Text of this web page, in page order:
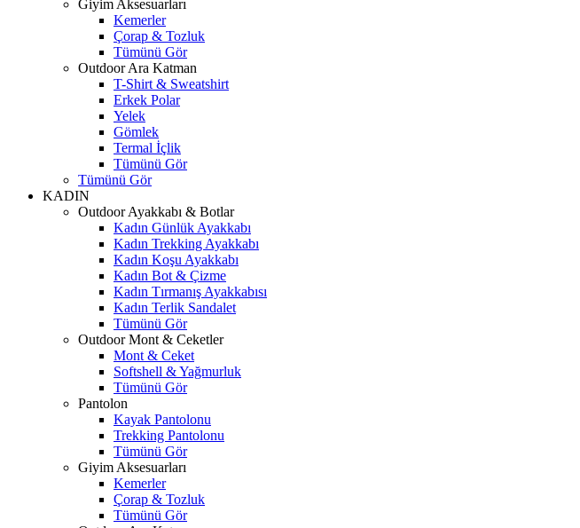
Giyim Aksesuarları
Kemerler
Çorap & Tozluk
Tümünü Gör
Outdoor Ara Katman
T-Shirt & Sweatshirt
Erkek Polar
Yelek
Gömlek
Termal İçlik
Tümünü Gör
Tümünü Gör
KADIN
Outdoor Ayakkabı & Botlar
Kadın Günlük Ayakkabı
Kadın Trekking Ayakkabı
Kadın Koşu Ayakkabı
Kadın Bot & Çizme
Kadın Tırmanış Ayakkabısı
Kadın Terlik Sandalet
Tümünü Gör
Outdoor Mont & Ceketler
Mont & Ceket
Softshell & Yağmurluk
Tümünü Gör
Pantolon
Kayak Pantolonu
Trekking Pantolonu
Tümünü Gör
Giyim Aksesuarları
Kemerler
Çorap & Tozluk
Tümünü Gör